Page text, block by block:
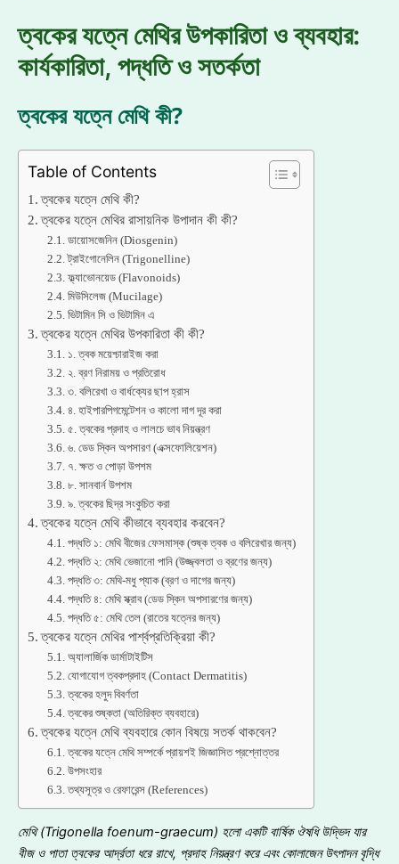
ত্বকের যত্নে মেথির উপকারিতা ও ব্যবহার:
কার্যকারিতা, পদ্ধতি ও সতর্কতা
ত্বকের যত্নে মেথি কী?
Table of Contents
ত্বকের যত্নে মেথি কী?
ত্বকের যত্নে মেথির রাসায়নিক উপাদান কী কী?
ডায়োসজেনিন (Diosgenin)
ট্রাইগোনেলিন (Trigonelline)
ফ্ল্যাভোনয়েড (Flavonoids)
মিউসিলেজ (Mucilage)
ভিটামিন সি ও ভিটামিন এ
ত্বকের যত্নে মেথির উপকারিতা কী কী?
১. ত্বক ময়েশ্চারাইজ করা
২. ব্রণ নিরাময় ও প্রতিরোধ
৩. বলিরেখা ও বার্ধক্যের ছাপ হ্রাস
৪. হাইপারপিগমেন্টেশন ও কালো দাগ দূর করা
৫. ত্বকের প্রদাহ ও লালচে ভাব নিয়ন্ত্রণ
৬. ডেড স্কিন অপসারণ (এক্সফোলিয়েশন)
৭. ক্ষত ও পোড়া উপশম
৮. সানবার্ন উপশম
৯. ত্বকের ছিদ্র সংকুচিত করা
ত্বকের যত্নে মেথি কীভাবে ব্যবহার করবেন?
পদ্ধতি ১: মেথি বীজের ফেসমাস্ক (শুষ্ক ত্বক ও বলিরেখার জন্য)
পদ্ধতি ২: মেথি ভেজানো পানি (উজ্জ্বলতা ও ব্রণের জন্য)
পদ্ধতি ৩: মেথি-মধু প্যাক (ব্রণ ও দাগের জন্য)
পদ্ধতি ৪: মেথি স্ক্রাব (ডেড স্কিন অপসারণের জন্য)
পদ্ধতি ৫: মেথি তেল (রাতের যত্নের জন্য)
ত্বকের যত্নে মেথির পার্শ্বপ্রতিক্রিয়া কী?
অ্যালার্জিক ডার্মাটাইটিস
যোগাযোগ ত্বকপ্রদাহ (Contact Dermatitis)
ত্বকের হলুদ বিবর্ণতা
ত্বকের শুষ্কতা (অতিরিক্ত ব্যবহারে)
ত্বকের যত্নে মেথি ব্যবহারে কোন বিষয়ে সতর্ক থাকবেন?
ত্বকের যত্নে মেথি সম্পর্কে প্রায়শই জিজ্ঞাসিত প্রশ্নোত্তর
উপসংহার
তথ্যসূত্র ও রেফারেন্স (References)
মেথি(Trigonella foenum-graecum) হলো একটি বার্ষিক ঔষধি উদ্ভিদ যার
বীজ ও পাতা ত্বকের আর্দ্রতা ধরে রাখে, প্রদাহ নিয়ন্ত্রণ করে এবং কোলাজেন উৎপাদন বৃদ্ধি